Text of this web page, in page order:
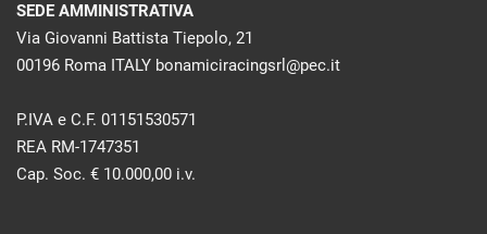
SEDE AMMINISTRATIVA
Via Giovanni Battista Tiepolo, 21
00196 Roma ITALY bonamiciracingsrl@pec.it
P.IVA e C.F. 01151530571
REA RM-1747351
Cap. Soc. € 10.000,00 i.v.